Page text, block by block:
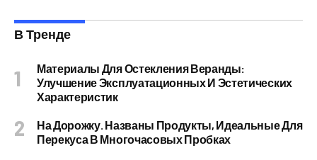
В Тренде
Материалы Для Остекления Веранды:
Улучшение Эксплуатационных И Эстетических
Характеристик
На Дорожку. Названы Продукты, Идеальные Для
Перекуса В Многочасовых Пробках